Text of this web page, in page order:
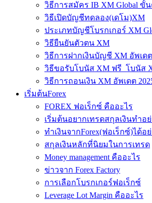
วิธีการสมัคร IB XM Global ขั้
วิธีเปิดบัญชีทดลอง(เดโม)XM
ประเภทบัญชีโบรกเกอร์ XM
วิธียืนยันตัวตน XM
วิธีการฝากเงินบัญชี XM อัพเดต
วิธีขอรับโบนัส XM ฟรี โบนัส
วิธีการถอนเงิน XM อัพเดต
เริ่มต้นForex
FOREX ฟอเร็กซ์ คืออะไร
เริ่มต้นอยากเทรดสกุลเงินทำอย่
ทำเงินจากForex(ฟอเร็กซ์)ได้อ
สกุลเงินหลักที่นิยมในการเทรด
Money management คืออะไร
ข่าวจาก Forex Factory
การเลือกโบรกเกอร์ฟอเร็กซ์
Leverage Lot Margin คืออะไร